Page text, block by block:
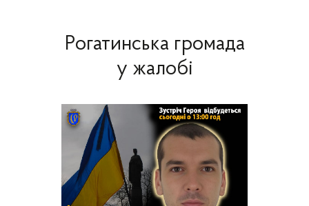
Рогатинська громада
у жалобі